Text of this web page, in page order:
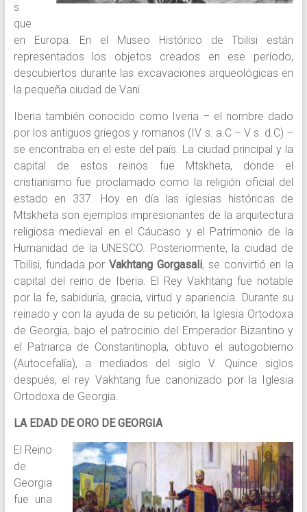
s
que
en Europa. En el Museo Histórico de Tbilisi están
representados los objetos creados en ese período,
descubiertos durante las excavaciones arqueológicas en
la pequeña ciudad de Vani.
Iberia también conocido como Iveria – el nombre dado
por los antiguos griegos y romanos (IV s. a.C – V s. d.C) –
se encontraba en el este del país. La ciudad principal y la
capital de estos reinos fue Mtskheta, donde el
cristianismo fue proclamado como la religión oficial del
estado en 337. Hoy en día las iglesias históricas de
Mtskheta son ejemplos impresionantes de la arquitectura
religiosa medieval en el Cáucaso y el Patrimonio de la
Humanidad de la UNESCO. Posteriormente, la ciudad de
Tbilisi, fundada porVakhtang Gorgasali, se convirtió en la
capital del reino de Iberia. El Rey Vakhtang fue notable
por la fe, sabiduría, gracia, virtud y apariencia. Durante su
reinado y con la ayuda de su petición, la Iglesia Ortodoxa
de Georgia, bajo el patrocinio del Emperador Bizantino y
el Patriarca de Constantinopla, obtuvo el autogobierno
(Autocefalía), a mediados del siglo V. Quince siglos
después, el rey Vakhtang fue canonizado por la Iglesia
Ortodoxa de Georgia.
LA EDAD DE ORO DE GEORGIA
El Reino
de
Georgia
fue una